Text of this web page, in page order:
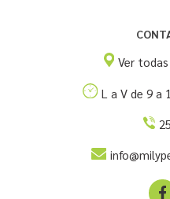
Ver
L a V de 9 a